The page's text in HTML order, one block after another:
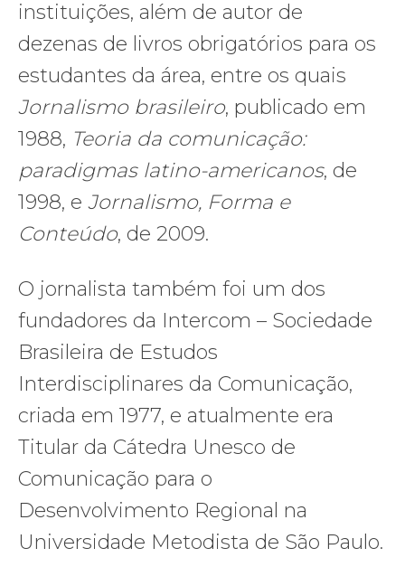
instituições, além de autor de
dezenas de livros obrigatórios para os
estudantes da área, entre os quais
Jornalismo brasileiro, publicado em
1988, Teoria da comunicação:
paradigmas latino-americanos, de
1998, e Jornalismo, Forma e
Conteúdo, de 2009.
O jornalista também foi um dos
fundadores da Intercom – Sociedade
Brasileira de Estudos
Interdisciplinares da Comunicação,
criada em 1977, e atualmente era
Titular da Cátedra Unesco de
Comunicação para o
Desenvolvimento Regional na
Universidade Metodista de São Paulo.